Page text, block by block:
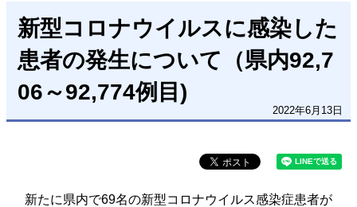
新型コロナウイルスに感染した
患者の発生について（県内92,7
06～92,774例目)
2022年6月13日
新たに県内で69名の新型コロナウイルス感染症患者が